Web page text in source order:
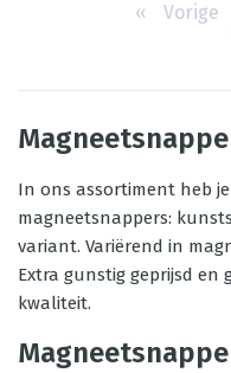
‹‹ Vorige
In ons assortiment heb
magneetsnappers:
variant. Variërend in
Extra gunstig geprijsd en
kwaliteit.